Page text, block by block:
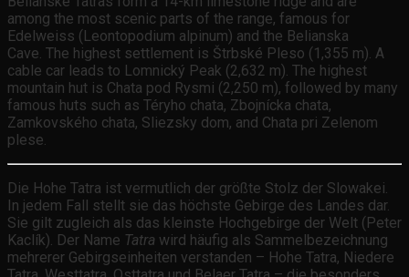
among the most scenic parts of the range, famous for
Edelweiss (Leontopodium alpinum) and the Belianska
Cave. The highest settlement is Štrbské Pleso (1,355 m). A
cable car leads to Lomnický Peak (2,632 m). The highest
mountain hut is Chata pod Rysmi (2,250 m), followed by many
famous huts such as Téryho chata, Zbojnícka chata,
Zamkovského chata, Sliezsky dom, and Chata pri Zelenom
plese.
Die Hohe Tatra ist vermutlich der größte Stolz der Slowakei.
In jedem Fall stellt sie das höchste Gebirge des Landes dar.
Sie gilt zugleich als das kleinste Hochgebirge der Welt (Peter
Kaclík). Der Name Tatra wird häufig als Sammelbezeichnung
mehrerer Gebirgseinheiten verstanden – Hohe Tatra, Niedere